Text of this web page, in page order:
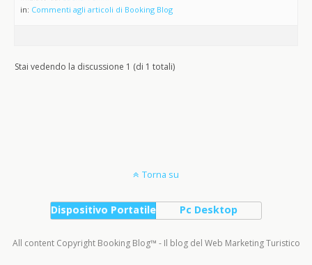
in: Commenti agli articoli di Booking Blog
Stai vedendo la discussione 1 (di 1 totali)
Torna su
Dispositivo Portatile Pc Desktop
All content Copyright Booking Blog™ - Il blog del Web Marketing Turistico